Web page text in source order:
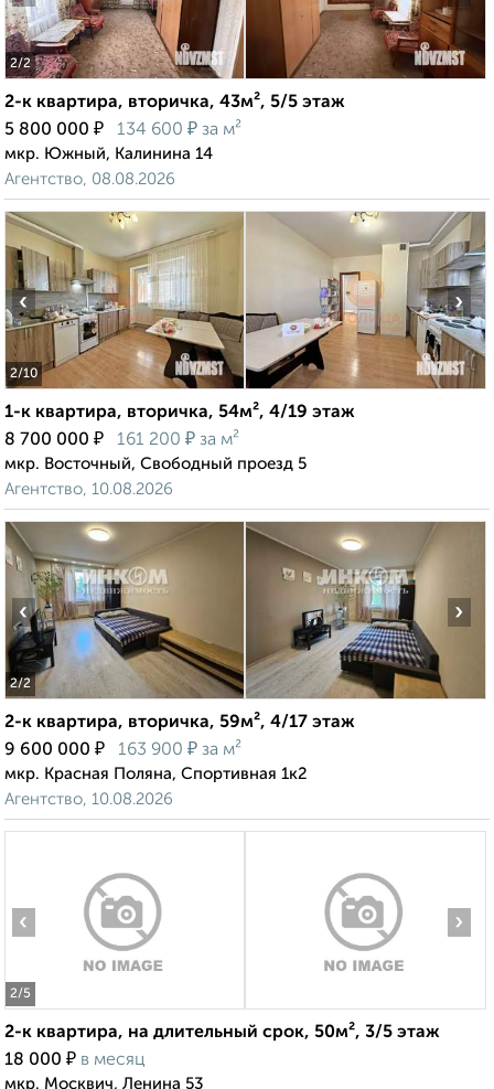
2/2
2-к квартира, вторичка, 43м², 5/5 этаж
5 800 000 ₽ 134 600 ₽ за м²
мкр. Южный, Калинина 14
Агентство, 08.08.2026
2/10
‹ ›
1-к квартира, вторичка, 54м², 4/19 этаж
8 700 000 ₽ 161 200 ₽ за м²
мкр. Восточный, Свободный проезд 5
Агентство, 10.08.2026
2/2
‹ ›
2-к квартира, вторичка, 59м², 4/17 этаж
9 600 000 ₽ 163 900 ₽ за м²
мкр. Красная Поляна, Спортивная 1к2
Агентство, 10.08.2026
2/5
‹ ›
2-к квартира, на длительный срок, 50м², 3/5 этаж
18 000 ₽ в месяц
мкр. Москвич, Ленина 53